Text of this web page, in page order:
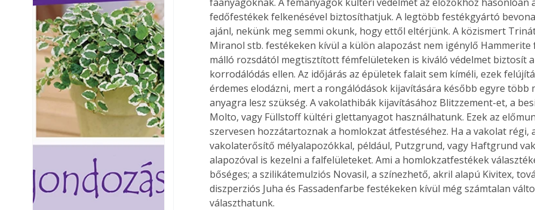
fedőfestékek felkenésével biztosíthatjuk. A legtöbb festékgyártó
ajánl, nekünk meg semmi okunk, hogy ettől eltérjünk. A közismert
Miranol stb. festékeken kívül a külön alapozást nem igénylő
málló rozsdától megtisztított fémfelületeken is kiváló védelmet biztosít
korrodálódás ellen. Az időjárás az épületek falait sem kíméli, ezek
érdemes elodázni, mert a rongálódások kijavítására később egyre több
anyagra lesz szükség. A vakolathibák kijavításához Blitzzement-et, a
Molto, vagy Füllstoff kültéri glettanyagot használhatunk. Ezek az
szervesen hozzátartoznak a homlokzat átfestéséhez. Ha a vakolat
vakolaterősítő mélyalapozókkal, például, Putzgrund, vagy Haftgrund
alapozóval is kezelni a falfelületeket. Ami a homlokzatfestékek
bőséges; a szilikátemulziós Novasil, a színezhető, akril alapú Kivitex,
diszperziós Juha és Fassadenfarbe festékeken kívül még számtalan
választhatunk.